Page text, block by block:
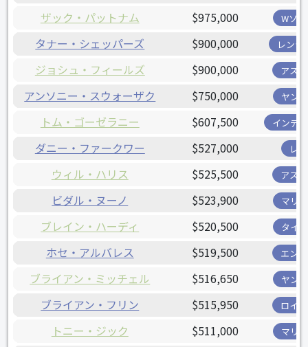
ザック・パットナム $975,000 Wソ
タナー・シェッパーズ $900,000 レンジ
ジョシュ・フィールズ $900,000 アス
アンソニー・スウォーザク $750,000 ヤン
トム・ゴーゼラニー $607,500 インデ
ダニー・ファークワー $527,000 レ
ウィル・ハリス $525,500 アス
ビダル・ヌーノ $523,900 マリ
ブレイン・ハーディ $520,500 タイ
ホセ・アルバレス $519,500 エン
ブライアン・ミッチェル $516,650 ヤン
ブライアン・フリン $515,950 ロイ
トニー・ジック $511,000 マリ